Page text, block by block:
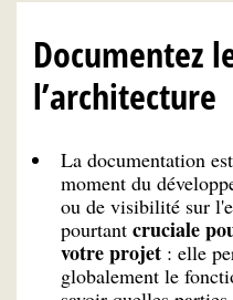
Documentez
l’architecture
La documentation
moment du
ou de visibilité sur
pourtant cruciale
votre projet : elle
globalement le